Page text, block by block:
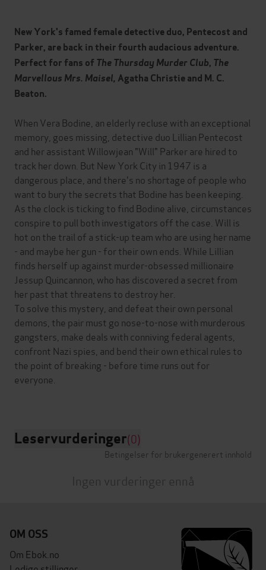
New York's famed female detective duo, Pentecost and
Parker, are back in their fourth audacious adventure.
Perfect for fans of The Thursday Murder Club, The
Marvellous Mrs. Maisel, Agatha Christie and M. C.
Beaton.
When Vera Bodine, an elderly recluse with an exceptional
memory, goes missing, detective duo Lillian Pentecost
and her assistant Willowjean "Will" Parker are hired to
track her down. But New York City in 1947 is a
dangerous place, and there's no shortage of people who
want to bury the secrets that Bodine has been keeping.
As the clock is ticking to find Bodine alive, circumstances
conspire to pull both investigators off the case. Will is
hot on the trail of a stick-up team who are using her name
- and maybe her gun - for their own ends. While Lillian
finds herself up against murder-obsessed millionaire
Jessup Quincannon, who has discovered a secret from
her past that threatens to destroy her.
To solve this mystery, and defeat their own personal
demons, the pair must go nose-to-nose with murderous
gangsters, make deals with conniving federal agents,
confront Nazi spies, and bend their own ethical rules to
the point of breaking - before time runs out for
everyone.
Leservurderinger(0)
Betingelser for brukergenerert innhold
Ingen vurderinger ennå
OM OSS
Om Ebok.no